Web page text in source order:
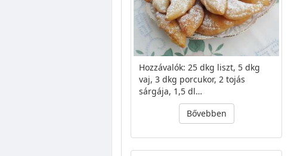
Hozzávalók: 25 dkg liszt, 5 dkg
vaj, 3 dkg porcukor, 2 tojás
sárgája, 1,5 dl…
Bővebben